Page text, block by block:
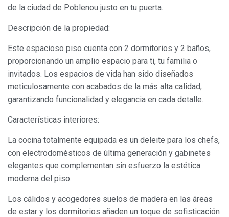
de la ciudad de Poblenou justo en tu puerta.
Descripción de la propiedad:
Este espacioso piso cuenta con 2 dormitorios y 2 baños,
proporcionando un amplio espacio para ti, tu familia o
invitados. Los espacios de vida han sido diseñados
meticulosamente con acabados de la más alta calidad,
garantizando funcionalidad y elegancia en cada detalle.
Características interiores:
La cocina totalmente equipada es un deleite para los chefs,
con electrodomésticos de última generación y gabinetes
elegantes que complementan sin esfuerzo la estética
moderna del piso.
Los cálidos y acogedores suelos de madera en las áreas
de estar y los dormitorios añaden un toque de sofisticación